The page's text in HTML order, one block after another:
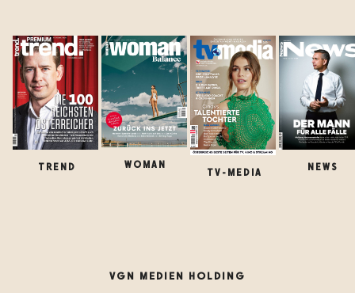
TREND WOMAN
TV-MEDIA
NEWS
VGN MEDIEN HOLDING